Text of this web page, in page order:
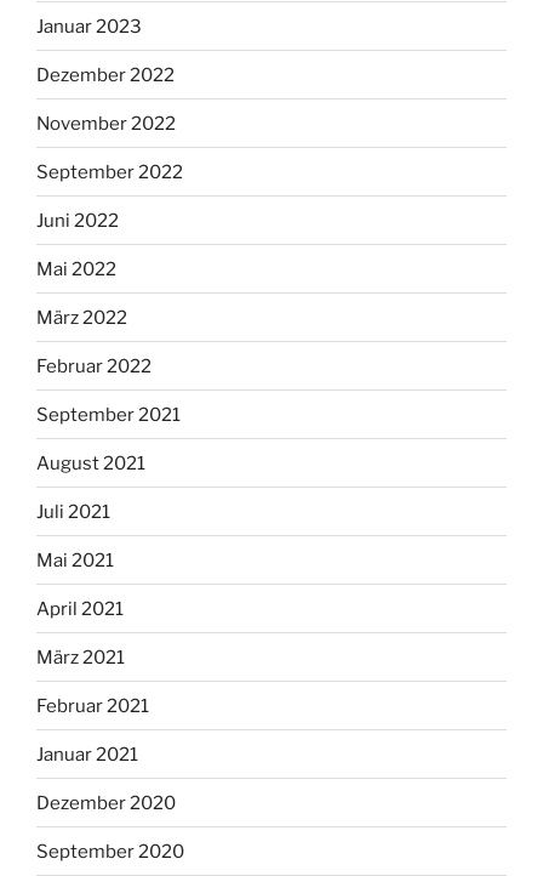
Januar 2023
Dezember 2022
November 2022
September 2022
Juni 2022
Mai 2022
März 2022
Februar 2022
September 2021
August 2021
Juli 2021
Mai 2021
April 2021
März 2021
Februar 2021
Januar 2021
Dezember 2020
September 2020